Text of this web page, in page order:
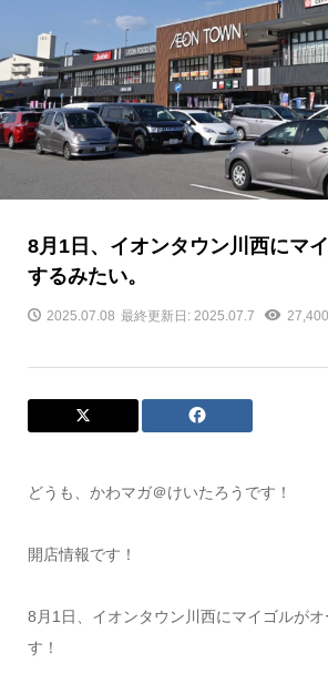
8月1日、イオンタウン川西にマ
するみたい。
2025.07.08 最終更新日: 2025.07.7
どうも、かわマガ＠けいたろうです！
開店情報です！
8月1日、イオンタウン川西にマイゴルが
す！